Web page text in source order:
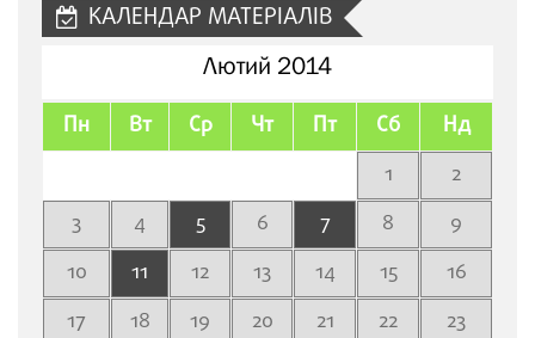
КАЛЕНДАР МАТЕРІАЛІВ
Лютий 2014
Пн Вт Ср Чт Пт Сб Нд
1
2
3
4 5 6 7 8
9
10
11 12 13 14 15
16
17
18 19 20 21 22
23